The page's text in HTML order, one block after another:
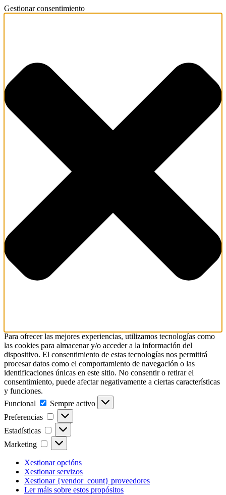
Gestionar consentimiento
Para ofrecer las mejores experiencias, utilizamos tecnologías como
las cookies para almacenar y/o acceder a la información del
dispositivo. El consentimiento de estas tecnologías nos permitirá
procesar datos como el comportamiento de navegación o las
identificaciones únicas en este sitio. No consentir o retirar el
consentimiento, puede afectar negativamente a ciertas características
y funciones.
Funcional
Funcional
Sempre activo
Preferencias
Preferencias
Estadísticas Estadísticas
Marketing Marketing
Xestionar opcións
Xestionar servizos
Xestionar {vendor_count} proveedores
Ler máis sobre estos propósitos